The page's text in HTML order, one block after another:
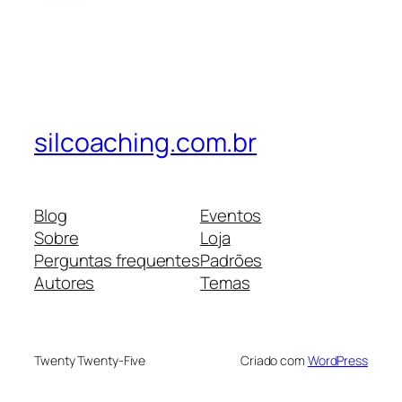
silcoaching.com.br
Blog
Sobre
Perguntas frequentes
Autores
Eventos
Loja
Padrões
Temas
Twenty Twenty-Five Criado com WordPress